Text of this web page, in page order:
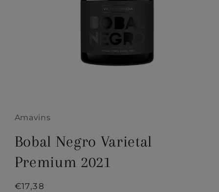
in
Amavins
Bobal Negro Varietal
Premium 2021
Normale
€17,38